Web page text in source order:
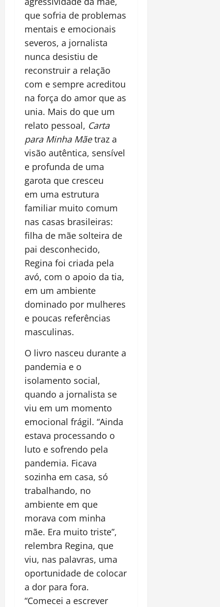
que sofria de problemas
mentais e emocionais
severos, a jornalista
nunca desistiu de
reconstruir a relação
com e sempre acreditou
na força do amor que as
unia. Mais do que um
relato pessoal, Carta
para Minha Mãetraz a
visão autêntica, sensível
e profunda de uma
garota que cresceu
em uma estrutura
familiar muito comum
nas casas brasileiras:
filha de mãe solteira de
pai desconhecido,
Regina foi criada pela
avó, com o apoio da tia,
em um ambiente
dominado por mulheres
e poucas referências
masculinas.
O livro nasceu durante a
pandemia e o
isolamento social,
quando a jornalista se
viu em um momento
emocional frágil. “Ainda
estava processando o
luto e sofrendo pela
pandemia. Ficava
sozinha em casa, só
trabalhando, no
ambiente em que
morava com minha
mãe. Era muito triste”,
relembra Regina, que
viu, nas palavras, uma
oportunidade de colocar
a dor para fora.
“Comecei a escrever